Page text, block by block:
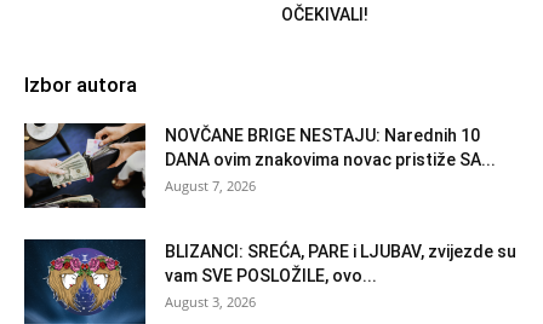
OČEKIVALI!
Izbor autora
NOVČANE BRIGE NESTAJU: Narednih 10
DANA ovim znakovima novac pristiže SA...
August 7, 2026
BLIZANCI: SREĆA, PARE i LJUBAV, zvijezde su
vam SVE POSLOŽILE, ovo...
August 3, 2026